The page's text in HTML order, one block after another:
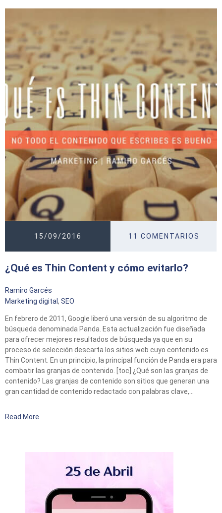
15/09/2016 11 COMENTARIOS
¿Qué es Thin Content y cómo evitarlo?
Ramiro Garcés
Marketing digital, SEO
En febrero de 2011, Google liberó una versión de su algoritmo de
búsqueda denominada Panda. Esta actualización fue diseñada
para ofrecer mejores resultados de búsqueda ya que en su
proceso de selección descarta los sitios web cuyo contenido es
Thin Content. En un principio, la principal función de Panda era para
combatir las granjas de contenido. [toc] ¿Qué son las granjas de
contenido? Las granjas de contenido son sitios que generan una
gran cantidad de contenido redactado con palabras clave,…
Read More